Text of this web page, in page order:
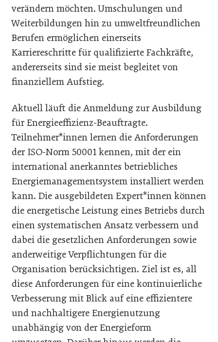
verändern möchten. Umschulungen und
Weiterbildungen hin zu umweltfreundlichen
Berufen ermöglichen einerseits
Karriereschritte für qualifizierte Fachkräfte,
andererseits sind sie meist begleitet von
finanziellem Aufstieg.
Aktuell läuft die Anmeldung zur Ausbildung
für Energieeffizienz-Beauftragte.
Teilnehmer*innen lernen die Anforderungen
der ISO-Norm 50001 kennen, mit der ein
international anerkanntes betriebliches
Energiemanagementsystem installiert werden
kann. Die ausgebildeten Expert*innen können
die energetische Leistung eines Betriebs durch
einen systematischen Ansatz verbessern und
dabei die gesetzlichen Anforderungen sowie
anderweitige Verpflichtungen für die
Organisation berücksichtigen. Ziel ist es, all
diese Anforderungen für eine kontinuierliche
Verbesserung mit Blick auf eine effizientere
und nachhaltigere Energienutzung
unabhängig von der Energieform